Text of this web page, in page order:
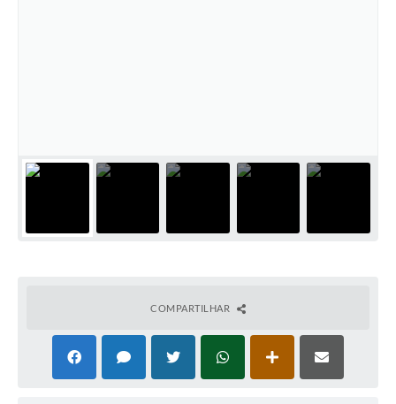
Recursos Liberados
Dados gerais e Obras
licenciamento ambiental
Fale conosco
COMPARTILHAR